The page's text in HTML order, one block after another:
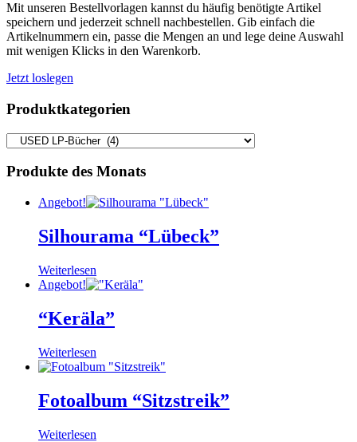
Mit unseren Bestellvorlagen kannst du häufig benötigte Artikel
speichern und jederzeit schnell nachbestellen. Gib einfach die
Artikelnummern ein, passe die Mengen an und lege deine Auswahl
mit wenigen Klicks in den Warenkorb.
Jetzt loslegen
Produktkategorien
Produkte des Monats
Angebot!
Silhourama “Lübeck”
Weiterlesen
Angebot!
“Keräla”
Weiterlesen
Fotoalbum “Sitzstreik”
Weiterlesen